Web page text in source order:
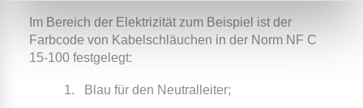
Im Bereich der Elektrizität zum Beispiel ist der
Farbcode von Kabelschläuchen in der Norm NF C
15-100 festgelegt:
1. Blau für den Neutralleiter;